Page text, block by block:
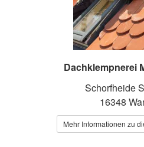
Dachklempnerei
Schorfheide
16348
Mehr Informationen zu